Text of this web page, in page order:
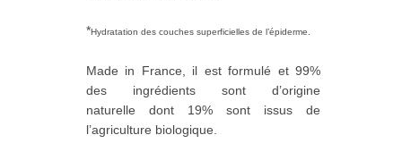
*Hydratation des couches superficielles de l’épiderme.
Made in France, il est formulé et 99%
des ingrédients sont d’origine
naturelle dont 19% sont issus de
l’agriculture biologique.